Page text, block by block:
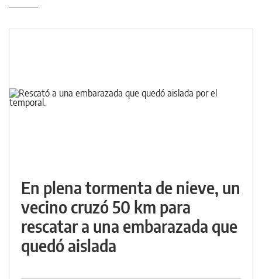
En plena tormenta de nieve, un
vecino cruzó 50 km para
rescatar a una embarazada que
quedó aislada